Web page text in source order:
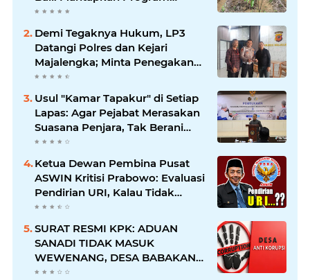
Unggulan Kapolda
Demi Tegaknya Hukum, LP3
Datangi Polres dan Kejari
Majalengka; Minta Penegakan
Proporsional: Restoratif untuk
Lemah, Tegas untuk Narkoba &
Oknum
Usul "Kamar Tapakur" di Setiap
Lapas: Agar Pejabat Merasakan
Suasana Penjara, Tak Berani
Korupsi dan Menyalahgunakan
Ketua Dewan Pembina Pusat
ASWIN Kritisi Prabowo: Evaluasi
Pendirian URI, Kalau Tidak
Mendesak Sebaiknya
SURAT RESMI KPK: ADUAN
SANADI TIDAK MASUK
WEWENANG, DESA BABAKAN
JUSTRU DITETAPKAN DESA